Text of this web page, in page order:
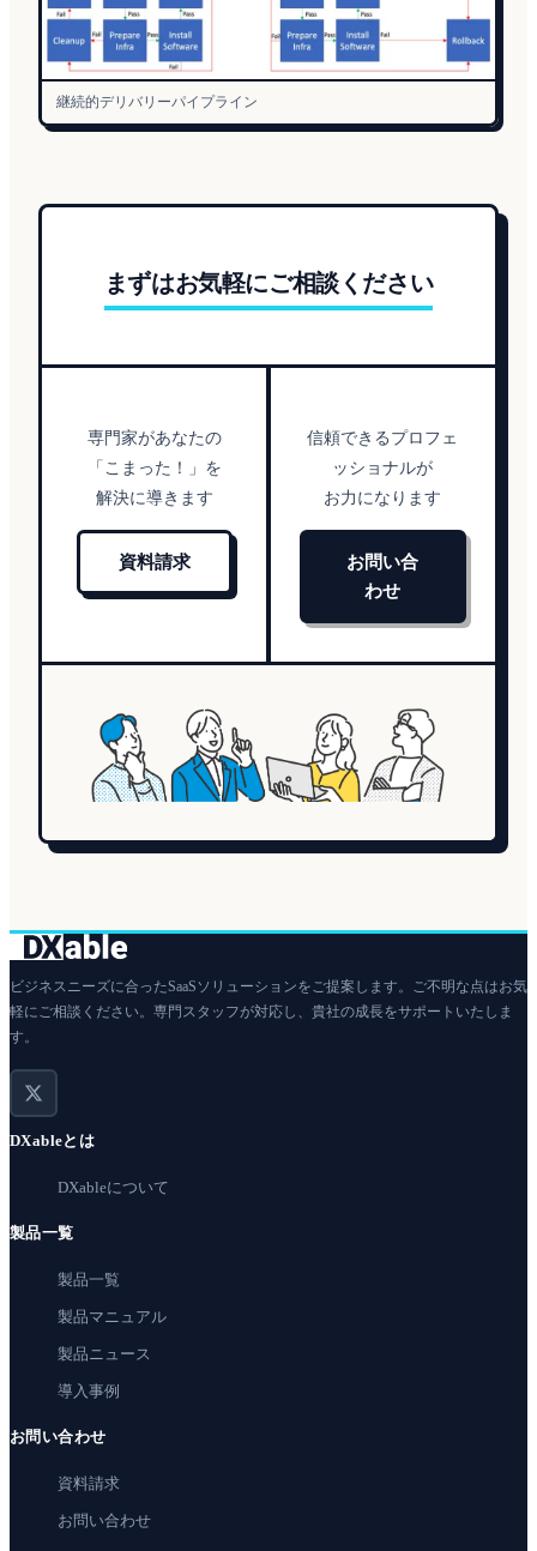
継続的デリバリーパイプライン
まずはお気軽にご相談ください
専門家があなたの
「こまった！」を
解決に導きます
資料請求
信頼できるプロフェ
ッショナルが
お力になります
お問い合
わせ
ビジネスニーズに合ったSaaSソリューションをご提案します。ご不明な点はお気
軽にご相談ください。専門スタッフが対応し、貴社の成長をサポートいたしま
す。
DXableとは
DXableについて
製品一覧
製品一覧
製品マニュアル
製品ニュース
導入事例
お問い合わせ
資料請求
お問い合わせ